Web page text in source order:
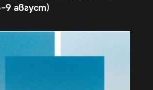
август)